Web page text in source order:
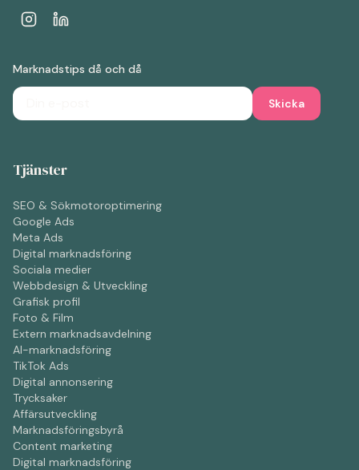
Marknadstips då och då
Skicka
Tjänster
SEO & Sökmotoroptimering
Google Ads
Meta Ads
Digital marknadsföring
Sociala medier
Webbdesign & Utveckling
Grafisk profil
Foto & Film
Extern marknadsavdelning
AI-marknadsföring
TikTok Ads
Digital annonsering
Trycksaker
Affärsutveckling
Marknadsföringsbyrå
Content marketing
Digital marknadsföring